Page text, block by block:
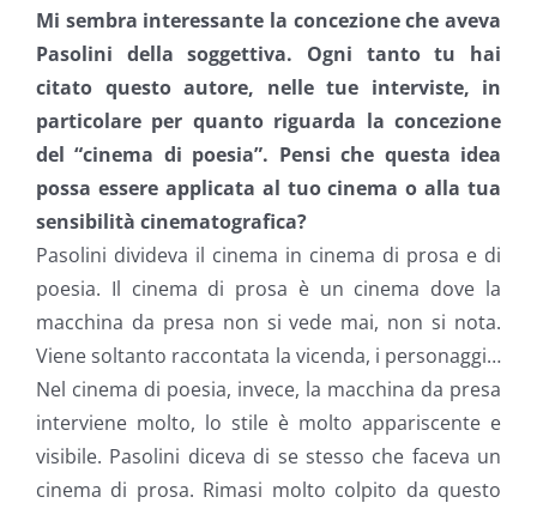
Mi sembra interessante la concezione che aveva
Pasolini della soggettiva. Ogni tanto tu hai
citato questo autore, nelle tue interviste, in
particolare per quanto riguarda la concezione
del “cinema di poesia”. Pensi che questa idea
possa essere applicata al tuo cinema o alla tua
sensibilità cinematografica?
Pasolini divideva il cinema in cinema di prosa e di
poesia. Il cinema di prosa è un cinema dove la
macchina da presa non si vede mai, non si nota.
Viene soltanto raccontata la vicenda, i personaggi…
Nel cinema di poesia, invece, la macchina da presa
interviene molto, lo stile è molto appariscente e
visibile. Pasolini diceva di se stesso che faceva un
cinema di prosa. Rimasi molto colpito da questo